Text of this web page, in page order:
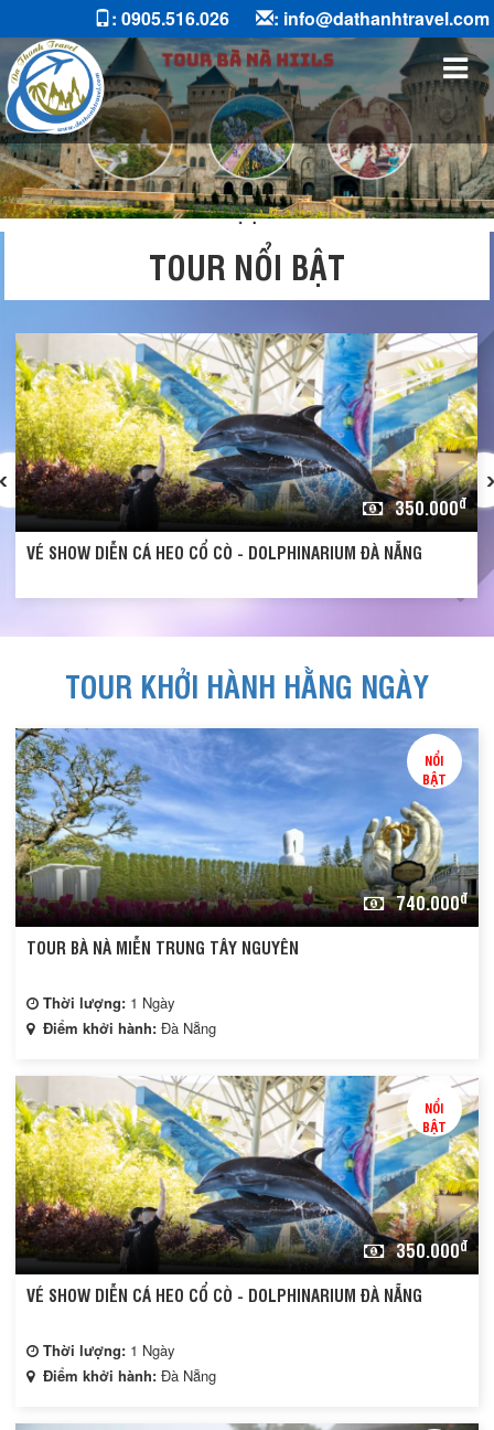
: 0905.516.026 : info@dathanhtravel.com
TOUR NỔI BẬT
3.090.000đ
Tour Đà Nẵng Nghệ An về cội nguồn 3 ngày 2 đêm
›
TOUR KHỞI HÀNH HẰNG NGÀY
NỔI
BẬT
740.000đ
TOUR BÀ NÀ MIỄN TRUNG TÂY NGUYÊN
Thời lượng: 1 Ngày
Điểm khởi hành: Đà Nẵng
NỔI
BẬT
350.000đ
VÉ SHOW DIỄN CÁ HEO CỔ CÒ - DOLPHINARIUM ĐÀ NẴNG
Thời lượng: 1 Ngày
Điểm khởi hành: Đà Nẵng